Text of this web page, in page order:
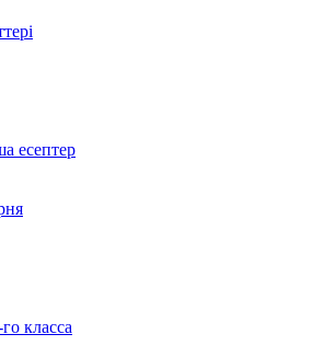
есептер
класса